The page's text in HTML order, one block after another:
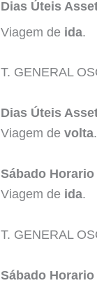
Dias Úteis
Viagem de ida.
T. GENERAL
Dias Úteis
Viagem de volta.
Sábado
Viagem de ida.
T. GENERAL
Sábado